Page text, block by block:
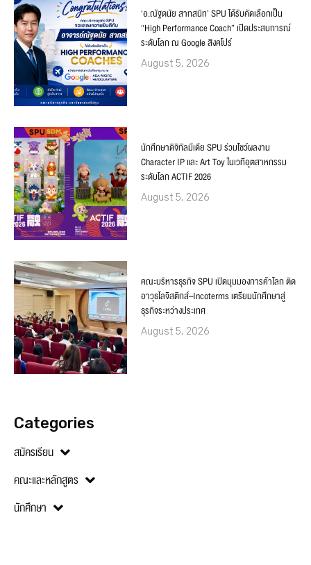
‘อ.ณัฐดนัย สาทสนิท’ SPU ได้รับคัดเลือกเป็น
“High Performance Coach” เปิดประสบการณ์
ระดับโลก ณ Google สิงคโปร์
August 5, 2026
นักศึกษาดิจิทัลมีเดีย SPU ร่วมโชว์ผลงาน
Character IP และ Art Toy ในเวทีอุตสาหกรรม
ระดับโลก ACTIF 2026
August 5, 2026
คณะบริหารธุรกิจ SPU เปิดมุมมองการค้าโลก ติด
อาวุธโลจิสติกส์–Incoterms เตรียมนักศึกษาสู่
ธุรกิจระหว่างประเทศ
August 5, 2026
Categories
สมัครเรียน
คณะและหลักสูตร
นักศึกษา